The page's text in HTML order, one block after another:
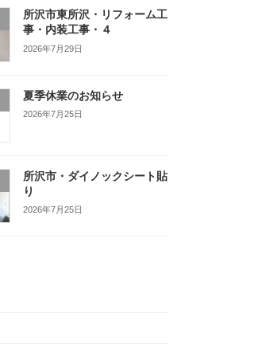
所沢市東所沢・リフォーム工
事・内装工事・４
2026年7月29日
夏季休業のお知らせ
2026年7月25日
所沢市・ダイノックシート貼
り
2026年7月25日